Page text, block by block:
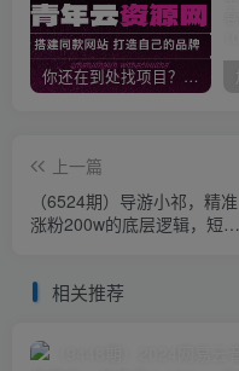
你还在到处找项目？还在当韭菜？我靠卖项目一个月收入5万+，曾经我也是个失败者。
上一篇
（6524期）导游小祁，精准
涨粉200w的底层逻辑，短视
相关推荐